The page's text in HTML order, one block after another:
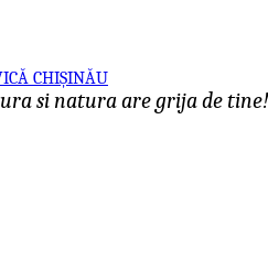
CHIȘINĂU
si natura are grija de tine!